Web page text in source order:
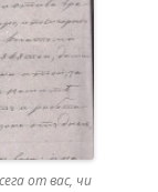
от вас, чи